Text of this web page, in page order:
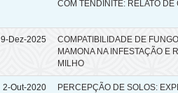
COM TENDINITE: RELATO DE
9-Dez-2025
COMPATIBILIDADE DE
MAMONA NA INFESTAÇÃO E
MILHO
2-Out-2020 PERCEPÇÃO DE SOLOS: